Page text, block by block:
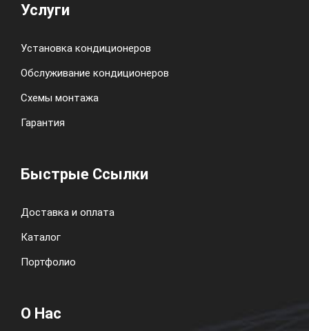
Услуги
Установка кондиционеров
Обслуживание кондиционеров
Схемы монтажа
Гарантия
Быстрые Ссылки
Доставка и оплата
Каталог
Портфолио
О Нас